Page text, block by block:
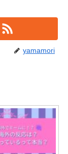
yamamori